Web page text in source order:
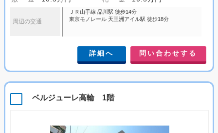
周辺の交通
ＪＲ山手線 品川駅 徒歩14分
東京モノレール 天王洲アイル駅 徒歩18分
詳細へ 問い合わせする
ベルジューレ高輪 1階